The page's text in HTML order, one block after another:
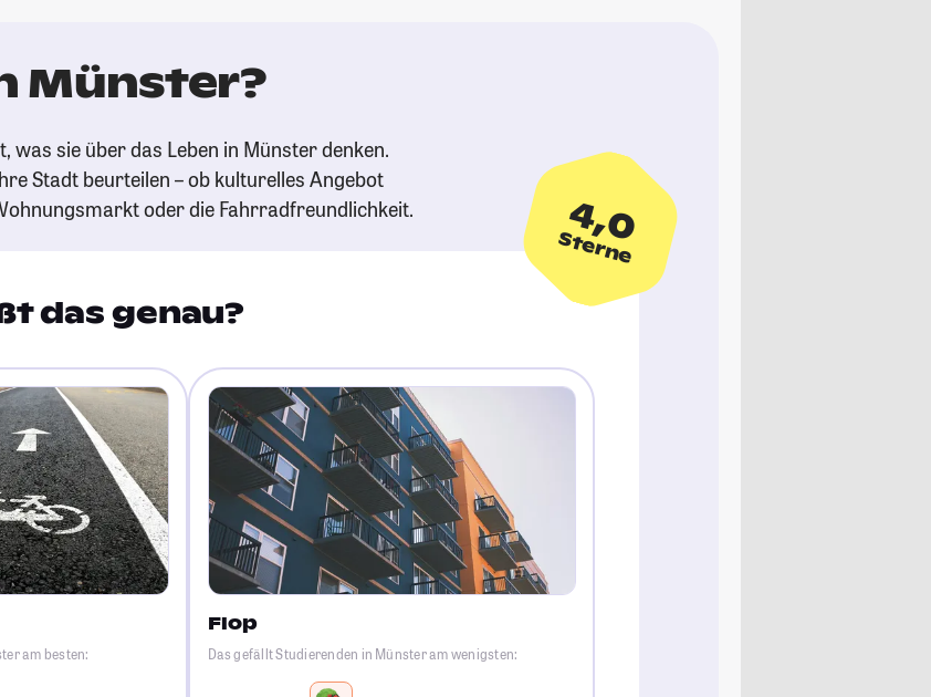
Münster?
was sie über das Leben in Münster denken.
Stadt beurteilen – ob kulturelles Angebot
oder die Fahrradfreundlichkeit.
4,0
Sterne
das genau?
am besten:
Flop
Das gefällt Studierenden in Münster am wenigsten: